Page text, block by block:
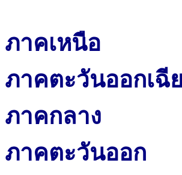
ภาคเหนือ
ภาคตะวันออกเฉี
ภาคกลาง
ภาคตะวันออก